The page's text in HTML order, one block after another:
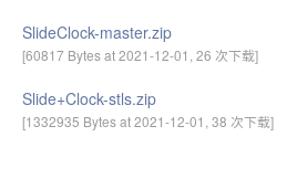
SlideClock-master.zip
[60817 Bytes at 2021-12-01, 26 次下载]
Slide+Clock-stls.zip
[1332935 Bytes at 2021-12-01, 38 次下载]